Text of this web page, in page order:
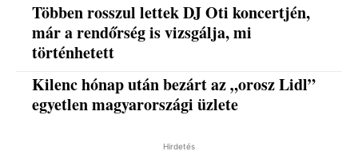
Többen rosszul lettek DJ Oti koncertjén,
már a rendőrség is vizsgálja, mi
történhetett
Kilenc hónap után bezárt az „orosz Lidl”
egyetlen magyarországi üzlete
Hirdetés